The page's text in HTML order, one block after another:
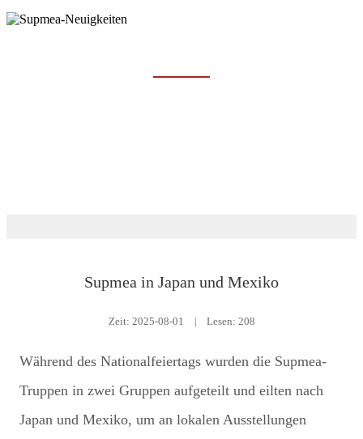
Supmea in Japan und Mexiko
Zeit: 2025-08-01 | Lesen: 208
Während des Nationalfeiertags wurden die Supmea-
Truppen in zwei Gruppen aufgeteilt und eilten nach
Japan und Mexiko, um an lokalen Ausstellungen